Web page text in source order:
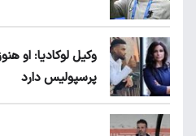
وکیل لوکادیا: او
پرسپولیس دارد